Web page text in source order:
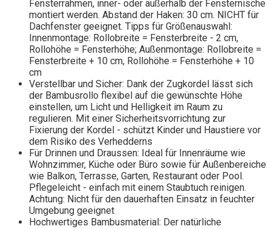
Fensterrahmen, inner- oder außerhalb der Fensternische
montiert werden. Abstand der Haken: 30 cm. NICHT für
Dachfenster geeignet. Tipps für Größenauswahl:
Innenmontage: Rollobreite = Fensterbreite - 2 cm,
Rollohöhe = Fensterhöhe; Außenmontage: Rollobreite =
Fensterbreite + 10 cm, Rollohöhe = Fensterhöhe + 10
cm
Verstellbar und Sicher: Dank der Zugkordel lässt sich
der Bambusrollo flexibel auf die gewünschte Höhe
einstellen, um Licht und Helligkeit im Raum zu
regulieren. Mit einer Sicherheitsvorrichtung zur
Fixierung der Kordel - schützt Kinder und Haustiere vor
dem Risiko des Verhedderns
Für Drinnen und Draussen: Ideal für Innenräume wie
Wohnzimmer, Küche oder Büro sowie für Außenbereiche
wie Balkon, Terrasse, Garten, Restaurant oder Pool.
Pflegeleicht - einfach mit einem Staubtuch reinigen.
Achtung: Nicht für den dauerhaften Einsatz in feuchter
Umgebung geeignet
Hochwertiges Bambusmaterial: Der natürliche